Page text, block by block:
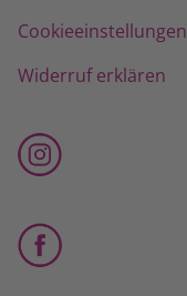
Cookieeinstellungen
Widerruf erklären